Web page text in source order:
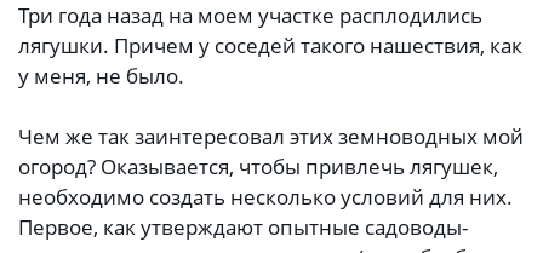
Три года назад на моем участке расплодились
лягушки. Причем у соседей такого нашествия, как
у меня, не было.
Чем же так заинтересовал этих земноводных мой
огород? Оказывается, чтобы привлечь лягушек,
необходимо создать несколько условий для них.
Первое, как утверждают опытные садоводы-